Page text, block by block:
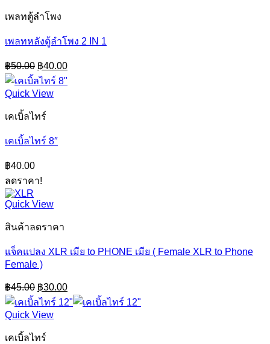
เพลทตู้ลำโพง
เพลทหลังตู้ลำโพง 2 IN 1
฿50.00 Original
price
was:
฿50.00.
฿40.00Current
price
is:
Quick View
เคเบิ้ลไทร์
เคเบิ้ลไทร์ 8″
฿40.00
ลดราคา!
Quick View
สินค้าลดราคา
แจ็คแปลง XLR เมีย to PHONE เมีย ( Female XLR to Phone
Female )
฿45.00 Original
price
was:
฿45.00.
฿30.00Current
price
is:
Quick View
เคเบิ้ลไทร์